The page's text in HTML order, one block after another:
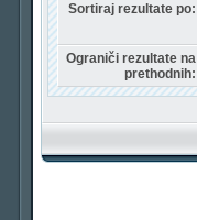
Sortiraj rezultate po:
Ograniči rezultate na
prethodnih: